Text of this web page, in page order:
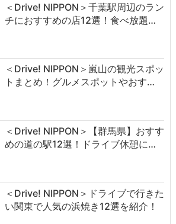
＜Drive! NIPPON＞千葉駅周辺のラン
チにおすすめの店12選！食べ放題…
＜Drive! NIPPON＞嵐山の観光スポッ
トまとめ！グルメスポットやおす…
＜Drive! NIPPON＞【群馬県】おすす
めの道の駅12選！ドライブ休憩に…
＜Drive! NIPPON＞ドライブで行きた
い関東で人気の浜焼き12選を紹介！